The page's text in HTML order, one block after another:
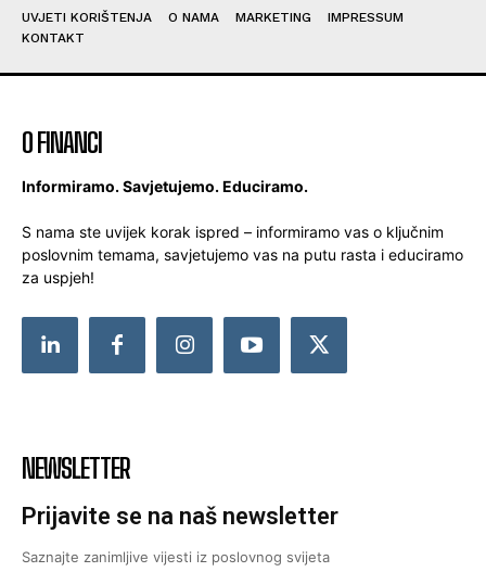
UVJETI KORIŠTENJA O NAMA MARKETING
IMPRESSUM
KONTAKT
O FINANCI
Informiramo. Savjetujemo. Educiramo.
S nama ste uvijek korak ispred – informiramo vas o ključnim
poslovnim temama, savjetujemo vas na putu rasta i educiramo
za uspjeh!
NEWSLETTER
Prijavite se na naš newsletter
Saznajte zanimljive vijesti iz poslovnog svijeta